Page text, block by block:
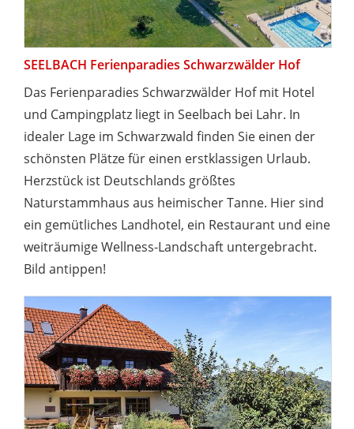
SEELBACH Ferienparadies Schwarzwälder Hof
Das Ferienparadies Schwarzwälder Hof mit Hotel
und Campingplatz liegt in Seelbach bei Lahr. In
idealer Lage im Schwarzwald finden Sie einen der
schönsten Plätze für einen erstklassigen Urlaub.
Herzstück ist Deutschlands größtes
Naturstammhaus aus heimischer Tanne. Hier sind
ein gemütliches Landhotel, ein Restaurant und eine
weiträumige Wellness-Landschaft untergebracht.
Bild antippen!